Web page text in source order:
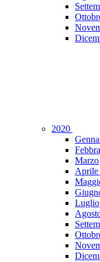
2020
Marzo
Aprile
Luglio